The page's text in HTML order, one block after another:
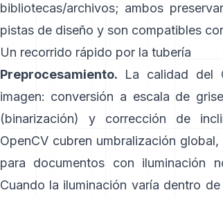
bibliotecas/archivos; ambos
pistas de diseño y son compatibles
Un recorrido rápido por la tubería
Preprocesamiento. La calidad del
imagen: conversión a escala de
(binarización) y corrección de
OpenCV cubren umbralización global,
para documentos con iluminación
Cuando la iluminación varía dentro